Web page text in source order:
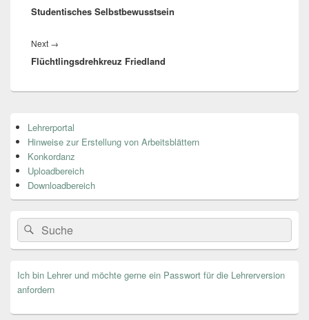
post:
Studentisches Selbstbewusstsein
Next →
post:
Flüchtlingsdrehkreuz Friedland
Seitenleisten
Widget-
Bereich
Lehrerportal
Hinweise zur Erstellung von Arbeitsblättern
Konkordanz
Uploadbereich
Downloadbereich
Search
for:
Suche
Ich bin Lehrer und möchte gerne ein Passwort für die Lehrerversion
anfordern